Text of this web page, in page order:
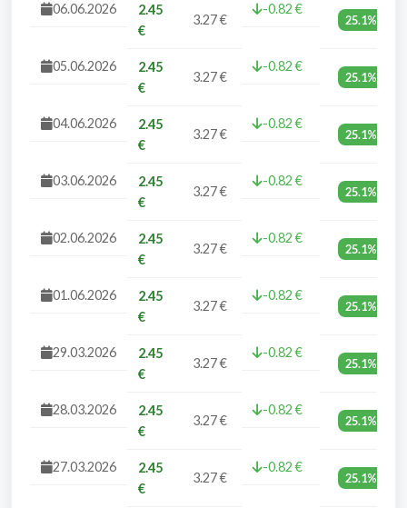
06.06.2026
2.45
€
3.27 €
-0.82 €
25.1%
05.06.2026
2.45
€
3.27 €
-0.82 €
25.1%
04.06.2026
2.45
€
3.27 €
-0.82 €
25.1%
03.06.2026
2.45
€
3.27 €
-0.82 €
25.1%
02.06.2026
2.45
€
3.27 €
-0.82 €
25.1%
01.06.2026
2.45
€
3.27 €
-0.82 €
25.1%
29.03.2026
2.45
€
3.27 €
-0.82 €
25.1%
28.03.2026
2.45
€
3.27 €
-0.82 €
25.1%
27.03.2026
2.45
€
3.27 €
-0.82 €
25.1%